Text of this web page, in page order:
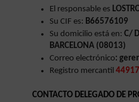
El responsable es
Su CIF es: B66576109
Su domicilio está en: C/
BARCELONA (08013)
Correo electrónico:
Registro mercantil
CONTACTO DELEGADO DE